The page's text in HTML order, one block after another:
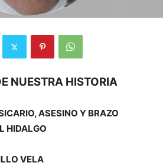
NUESTRA HISTORIA
ASESINO Y BRAZO
HIDALGO
VELA